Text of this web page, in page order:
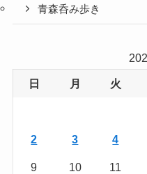
青森呑み歩き
日 月 火
2 3 4
9 10 11